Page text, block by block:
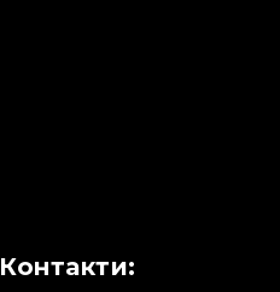
Контакти: